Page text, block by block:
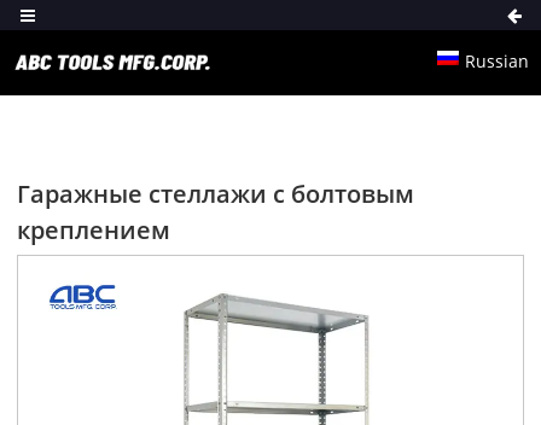
Russian
Гаражные стеллажи с болтовым
креплением